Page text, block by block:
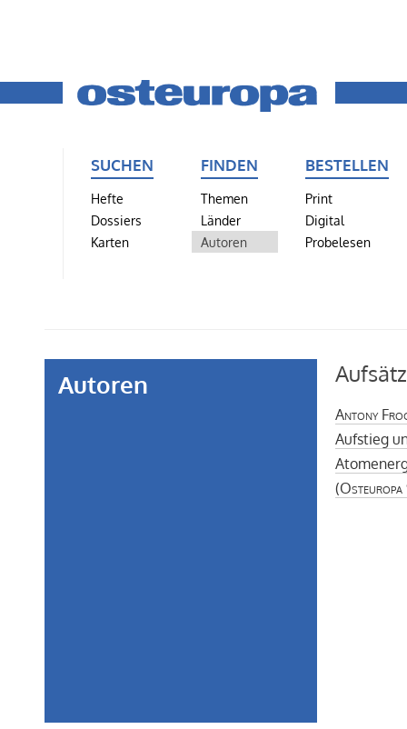
SUCHEN
Hefte
Dossiers
Karten
FINDEN
Themen
Länder
Autoren
BESTELLEN
Print
Digital
Probelesen
Autoren
Antony
Aufstieg
(Osteuropa